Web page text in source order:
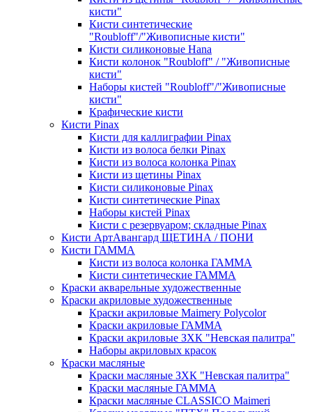
кисти"
Кисти синтетические
"Roubloff"/"Живописные кисти"
Кисти силиконовые Hana
Кисти колонок "Roubloff" / "Живописные
кисти"
Наборы кистей "Roubloff"/"Живописные
кисти"
Крафические кисти
Кисти Pinax
Кисти для каллиграфии Pinax
Кисти из волоса белки Pinax
Кисти из волоса колонка Pinax
Кисти из щетины Pinax
Кисти силиконовые Pinax
Кисти синтетические Pinax
Наборы кистей Pinax
Кисти с резервуаром; складные Pinax
Кисти АртАвангард ЩЕТИНА / ПОНИ
Кисти ГАММА
Кисти из волоса колонка ГАММА
Кисти синтетические ГАММА
Краски акварельные художественные
Краски акриловые художественные
Краски акриловые Maimery Polycolor
Краски акриловые ГАММА
Краски акриловые ЗХК "Невская палитра"
Наборы акриловых красок
Краски масляные
Краски масляные ЗХК "Невская палитра"
Краски масляные ГАММА
Краски масляные CLASSICO Maimeri